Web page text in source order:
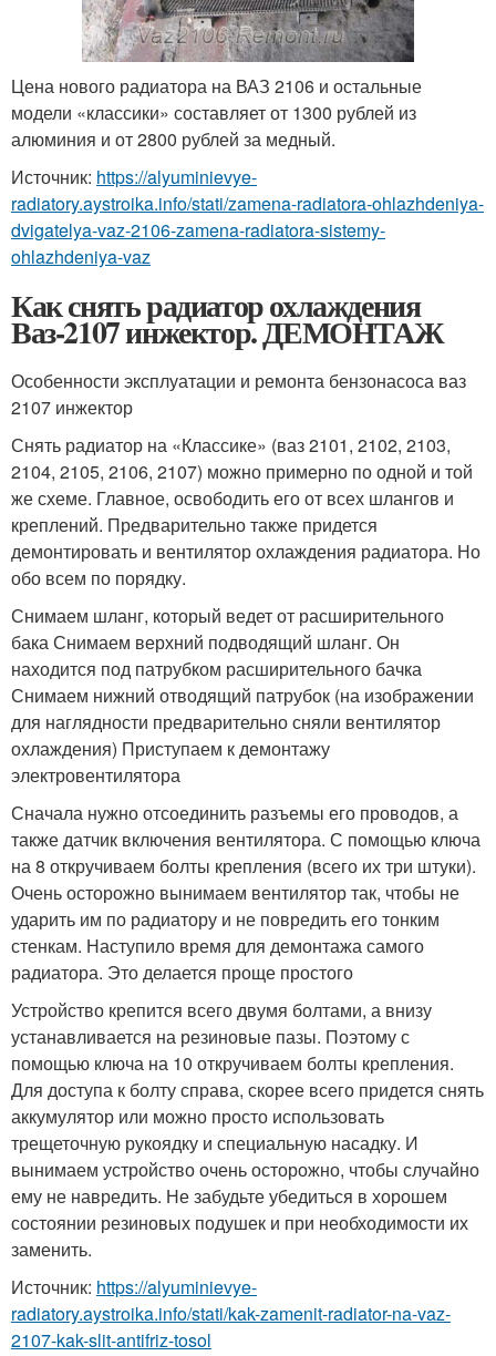
Цена нового радиатора на ВАЗ 2106 и остальные
модели «классики» составляет от 1300 рублей из
алюминия и от 2800 рублей за медный.
Источник: https://alyuminievye-
radiatory.aystroika.info/stati/zamena-radiatora-ohlazhdeniya-
dvigatelya-vaz-2106-zamena-radiatora-sistemy-
ohlazhdeniya-vaz
Как снять радиатор охлаждения
Ваз-2107 инжектор. ДЕМОНТАЖ
Особенности эксплуатации и ремонта бензонасоса ваз
2107 инжектор
Снять радиатор на «Классике» (ваз 2101, 2102, 2103,
2104, 2105, 2106, 2107) можно примерно по одной и той
же схеме. Главное, освободить его от всех шлангов и
креплений. Предварительно также придется
демонтировать и вентилятор охлаждения радиатора. Но
обо всем по порядку.
Снимаем шланг, который ведет от расширительного
бака Снимаем верхний подводящий шланг. Он
находится под патрубком расширительного бачка
Снимаем нижний отводящий патрубок (на изображении
для наглядности предварительно сняли вентилятор
охлаждения) Приступаем к демонтажу
электровентилятора
Сначала нужно отсоединить разъемы его проводов, а
также датчик включения вентилятора. С помощью ключа
на 8 откручиваем болты крепления (всего их три штуки).
Очень осторожно вынимаем вентилятор так, чтобы не
ударить им по радиатору и не повредить его тонким
стенкам. Наступило время для демонтажа самого
радиатора. Это делается проще простого
Устройство крепится всего двумя болтами, а внизу
устанавливается на резиновые пазы. Поэтому с
помощью ключа на 10 откручиваем болты крепления.
Для доступа к болту справа, скорее всего придется снять
аккумулятор или можно просто использовать
трещеточную рукоядку и специальную насадку. И
вынимаем устройство очень осторожно, чтобы случайно
ему не навредить. Не забудьте убедиться в хорошем
состоянии резиновых подушек и при необходимости их
заменить.
Источник: https://alyuminievye-
radiatory.aystroika.info/stati/kak-zamenit-radiator-na-vaz-
2107-kak-slit-antifriz-tosol